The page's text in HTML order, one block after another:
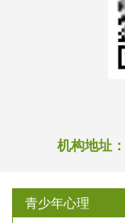
机构地址：
青少年心理